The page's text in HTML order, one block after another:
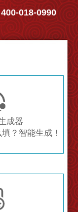
成器
？智能生成！
018-0990